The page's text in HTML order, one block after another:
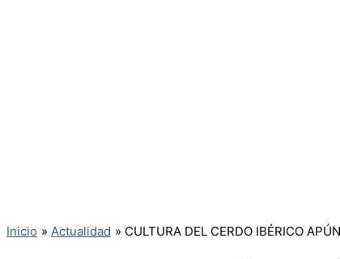
Inicio Actualidad CULTURA DEL CERDO IBÉRICO